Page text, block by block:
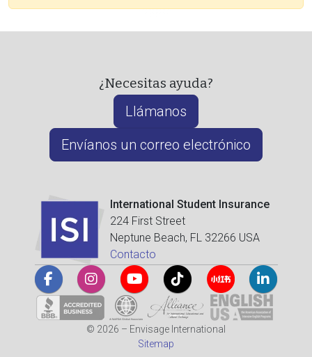
¿Necesitas ayuda?
Llámanos
Envíanos un correo electrónico
International Student Insurance
224 First Street
Neptune Beach, FL 32266 USA
Contacto
© 2026 – Envisage International
Sitemap